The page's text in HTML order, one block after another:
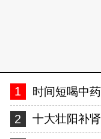
1 时间短喝中
2